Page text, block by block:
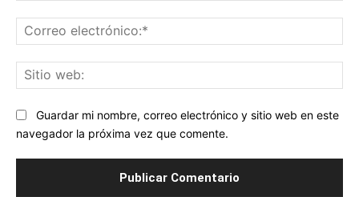
Guardar mi nombre, correo electrónico y sitio web en este
navegador la próxima vez que comente.